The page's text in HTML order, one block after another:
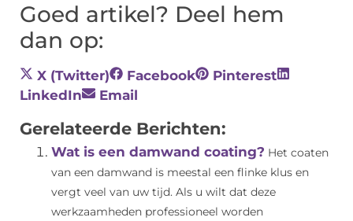
Goed artikel? Deel hem
dan op:
X (Twitter) Facebook
Pinterest
LinkedIn
Email
Gerelateerde Berichten:
Wat is een damwand coating? Het coaten
van een damwand is meestal een flinke klus en
vergt veel van uw tijd. Als u wilt dat deze
werkzaamheden professioneel worden